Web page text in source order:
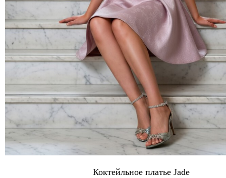
Коктейльное платье Jade